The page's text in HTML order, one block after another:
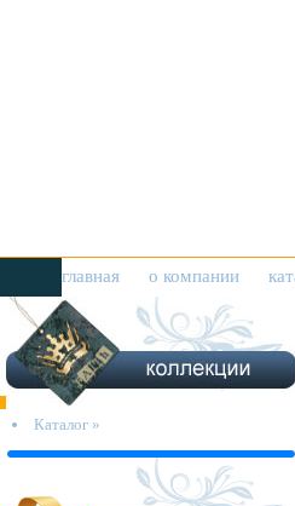
главная о компании
Каталог »